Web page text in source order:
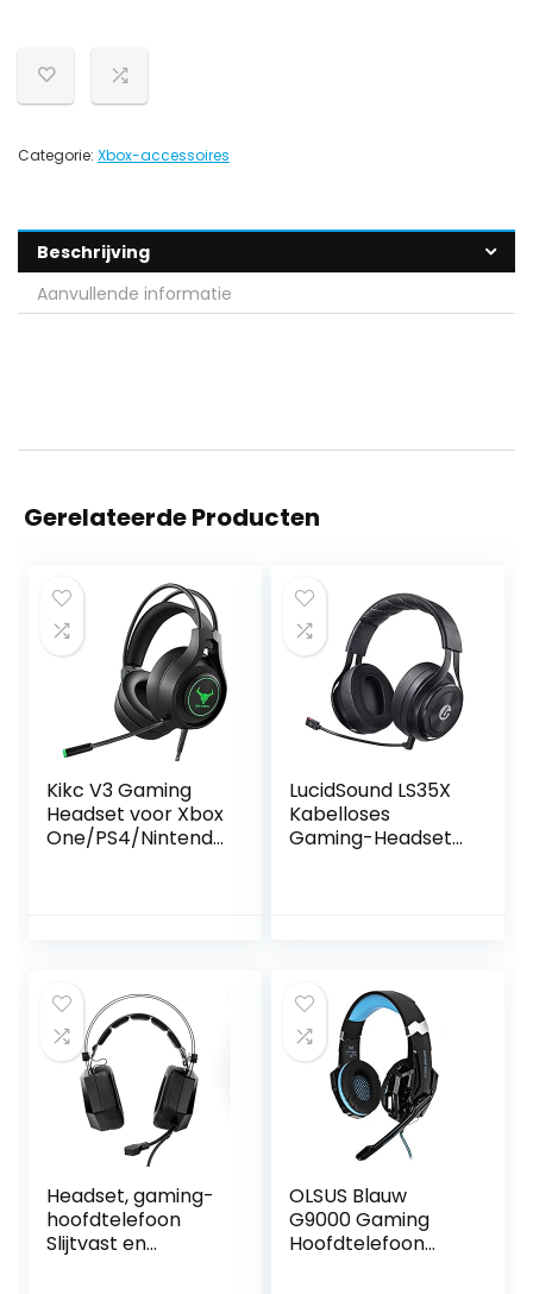
Categorie: Xbox-accessoires
Beschrijving
Aanvullende informatie
Gerelateerde Producten
Kikc V3 Gaming
Headset voor Xbox
One/PS4/Nintendo
volumeregeling -
zwart + oranje
LucidSound LS35X
Kabelloses
Gaming-Headset
Headset, gaming-
hoofdtelefoon
Slijtvast en
OLSUS Blauw
G9000 Gaming
Hoofdtelefoon